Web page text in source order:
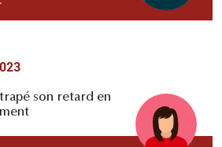
son retard en